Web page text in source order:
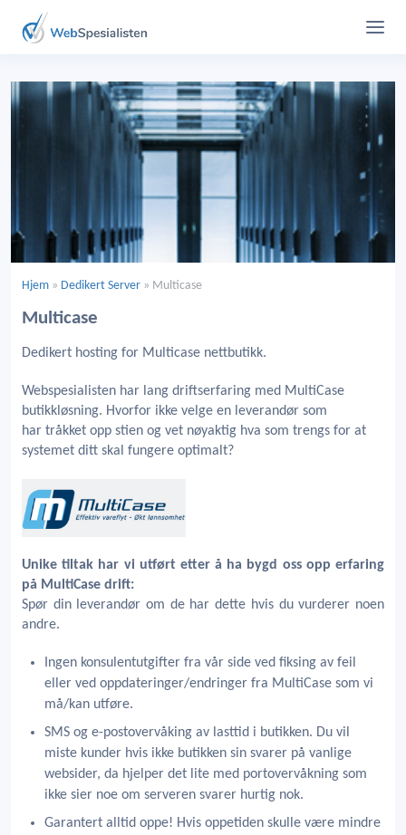
Hjem » Dedikert Server » Multicase
Multicase
Dedikert hosting for Multicase nettbutikk.
Webspesialisten har lang driftserfaring med MultiCase
butikkløsning. Hvorfor ikke velge en leverandør som
har tråkket opp stien og vet nøyaktig hva som trengs for at
systemet ditt skal fungere optimalt?
Unike tiltak har vi utført etter å ha bygd oss opp erfaring
på MultiCase drift:
Spør din leverandør om de har dette hvis du vurderer noen
andre.
Ingen konsulentutgifter fra vår side ved fiksing av feil
eller ved oppdateringer/endringer fra MultiCase som vi
må/kan utføre.
SMS og e-postovervåking av lasttid i butikken. Du vil
miste kunder hvis ikke butikken sin svarer på vanlige
websider, da hjelper det lite med portovervåkning som
ikke sier noe om serveren svarer hurtig nok.
Garantert alltid oppe! Hvis oppetiden skulle være mindre